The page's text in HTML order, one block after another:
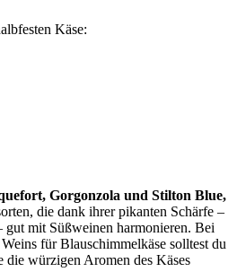
Käse:
Gorgonzola und Stilton Blue,
die dank ihrer pikanten Schärfe –
gut mit Süßweinen harmonieren. Bei
für Blauschimmelkäse solltest du
die würzigen Aromen des Käses